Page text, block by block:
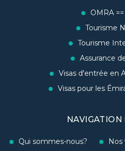
OMRA
Tourisme
Tourisme
Assurance
Visas d'entrée en
Visas pour les
NAVIGATION
Qui sommes-nous? Nos